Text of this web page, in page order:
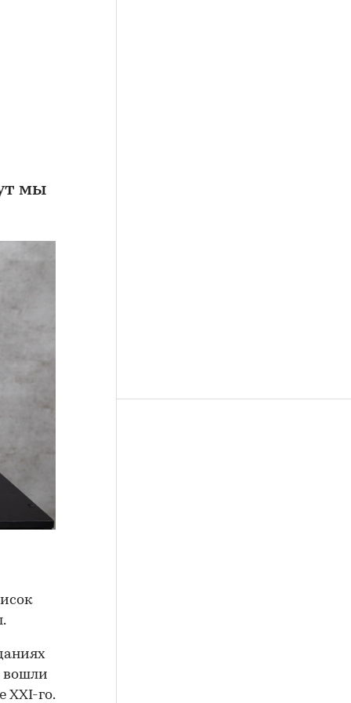
мы
вошли
XXI-го.